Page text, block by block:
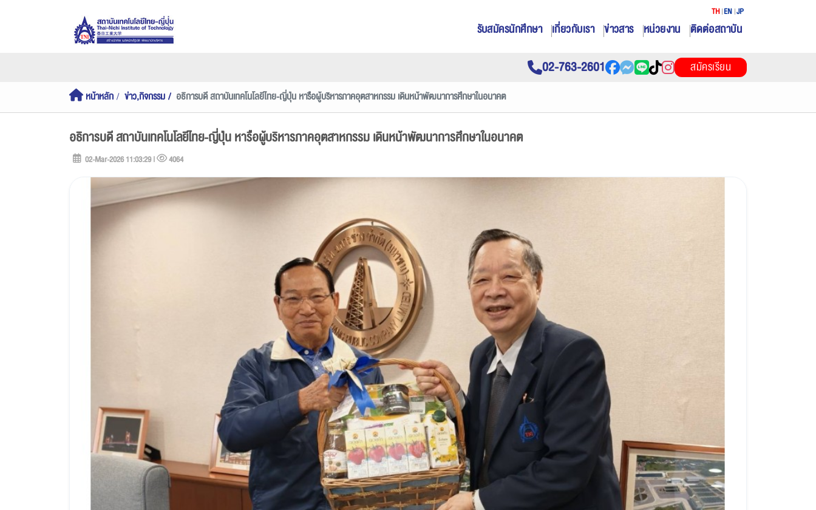
รับสมัครนักศึกษา เกี่ยวกับเรา ข่าวสาร หน่วยงาน ติดต่อสถาบัน
TH EN JP
02-763-2601 สมัครเรียน
หน้าหลัก ข่าว,กิจกรรม อธิการบดี สถาบันเทคโนโลยีไทย-ญี่ปุ่น หารือผู้บริหารภาคอุตสาหกรรม เดินหน้าพัฒนาการศึกษาในอนาคต
อธิการบดี สถาบันเทคโนโลยีไทย-ญี่ปุ่น หารือผู้บริหารภาคอุตสาหกรรม เดินหน้าพัฒนาการศึกษาในอนาคต
02-Mar-2026 11:03:29 | 4064